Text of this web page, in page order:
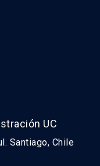
UC
Santiago, Chile